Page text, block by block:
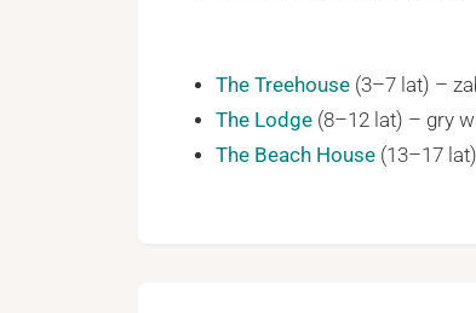
The Treehouse (3–7 lat) –
The Lodge (8–12 lat) – gry
The Beach House (13–17